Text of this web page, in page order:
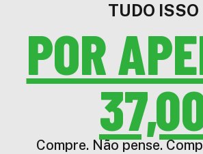
TUDO ISSO
POR
Compre. Não pense.